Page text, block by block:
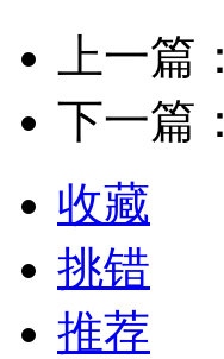
上一篇：
下一篇：
收藏
挑错
推荐